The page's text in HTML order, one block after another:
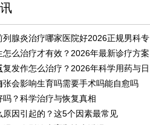
列腺炎治疗哪家医院好2026正规男科专
怎么治疗才有效？2026年最新诊疗方案
复发作怎么治疗？2026年科学用药与日
张会影响生育吗需要手术吗能自愈吗
吗？科学治疗与恢复真相
原因引起的？这5个因素最常见